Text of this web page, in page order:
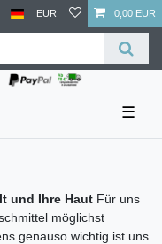
EUR 0,00 EUR
☰
und Ihre Haut Für uns
möglichst
genauso wichtig ist uns